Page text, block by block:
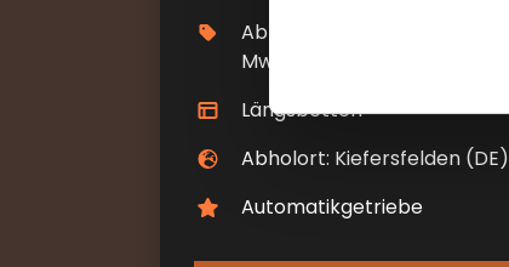
Ab €120 pro Nacht inkl.
MwSt
Längsbetten
Abholort: Kiefersfelden (DE)
Automatikgetriebe